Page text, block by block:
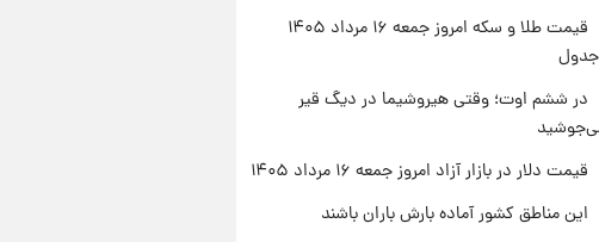
قیمت طلا و سکه امروز جمعه ۱۶ مرداد ۱۴۰۵
در ششم اوت؛ وقتی هیروشیما در دیگ قیر
قیمت دلار در بازار آزاد امروز جمعه ۱۶ مرداد ۱۴۰۵
این مناطق کشور آماده بارش باران باشند